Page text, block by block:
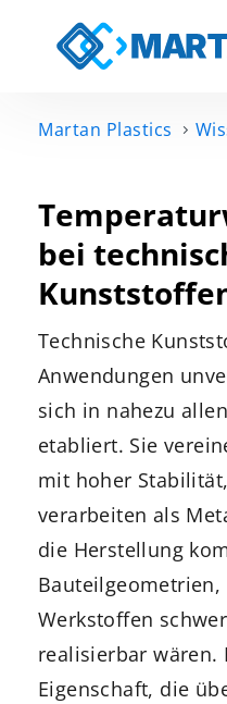
Martan Plastics
bei
Technische
Anwendungen
sich in nahezu
etabliert. Sie
mit hoher
verarbeiten als
die Herstellung
Werkstoffen
realisierbar wären.
Eigenschaft, die